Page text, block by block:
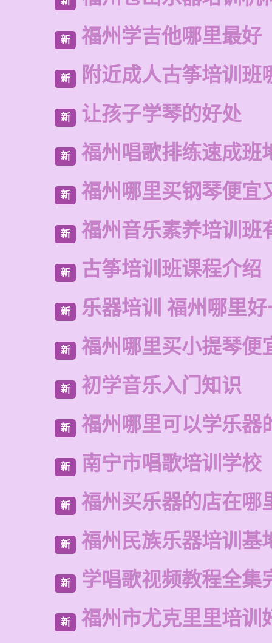
新 福州学吉他哪里最好
新 附近成人古筝培训班
新 让孩子学琴的好处
新 福州唱歌排练速成班
新 福州哪里买钢琴便宜
新 福州音乐素养培训班
新 古筝培训班课程介绍
新 乐器培训 福州哪里
新 福州哪里买小提琴便
新 初学音乐入门知识
新 福州哪里可以学乐器
新 南宁市唱歌培训学校
新 福州买乐器的店在哪
新 福州民族乐器培训基
新 学唱歌视频教程全集
新 福州市尤克里里培训